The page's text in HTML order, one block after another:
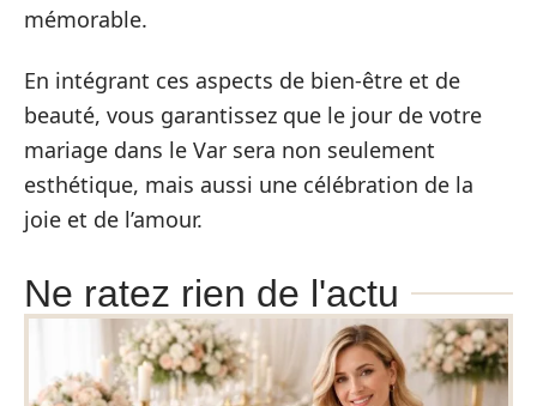
mémorable.
En intégrant ces aspects de bien-être et de
beauté, vous garantissez que le jour de votre
mariage dans le Var sera non seulement
esthétique, mais aussi une célébration de la
joie et de l’amour.
Ne ratez rien de l'actu